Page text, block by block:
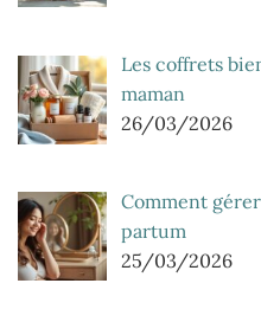
Les coffrets
maman
26/03/2026
Comment
partum
25/03/2026